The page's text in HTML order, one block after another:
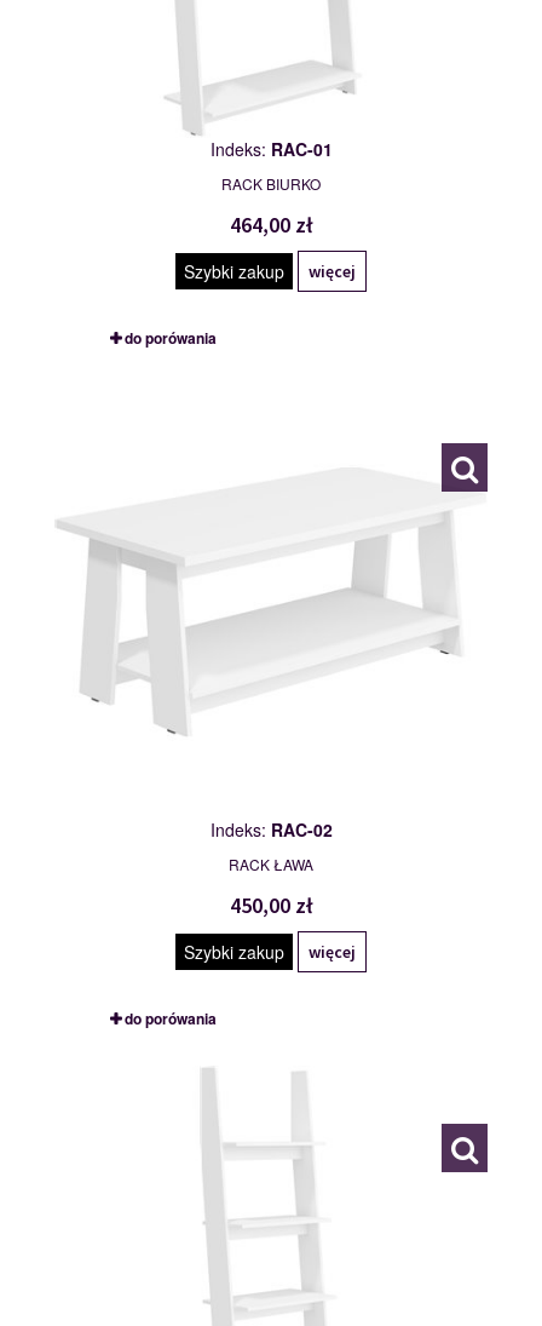
Indeks: RAC-01
RACK BIURKO
464,00 zł
Szybki zakup więcej
do porówania
Indeks: RAC-02
RACK ŁAWA
450,00 zł
Szybki zakup więcej
do porówania